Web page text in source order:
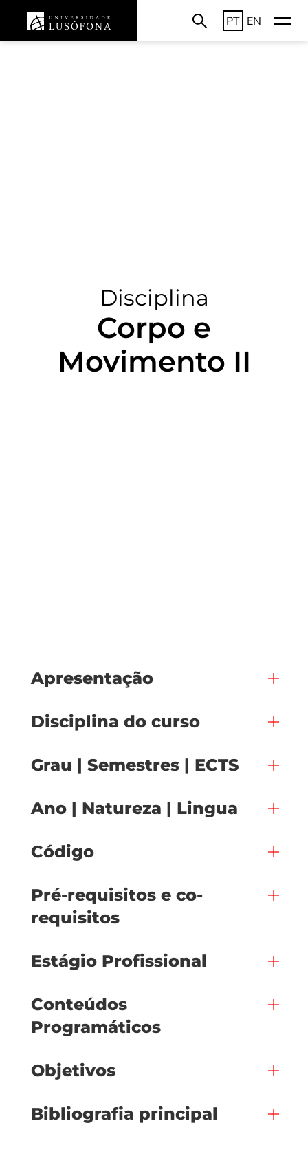
PT EN
Disciplina
Corpo e
Movimento II
Apresentação
Disciplina do curso
Grau | Semestres | ECTS
Ano | Natureza | Lingua
Código
Pré-requisitos e co-
requisitos
Estágio Profissional
Conteúdos
Programáticos
Objetivos
Bibliografia principal